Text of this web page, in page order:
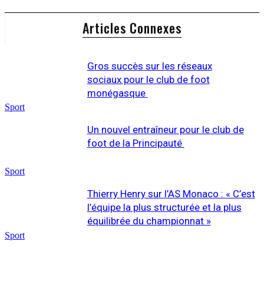
Articles Connexes
Sport
Gros succès sur les réseaux
sociaux pour le club de foot
monégasque
Sport
Un nouvel entraîneur pour le club de
foot de la Principauté
Sport
Thierry Henry sur l’AS Monaco : « C’est
l’équipe la plus structurée et la plus
équilibrée du championnat »